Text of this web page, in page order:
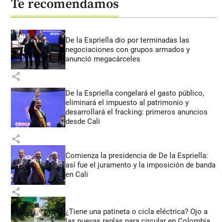
Te recomendamos
De la Espriella dio por terminadas las
negociaciones con grupos armados y
anunció megacárceles
share
De la Espriella congelará el gasto público,
eliminará el impuesto al patrimonio y
desarrollará el fracking: primeros anuncios
desde Cali
share
Comienza la presidencia de De la Espriella:
así fue el juramento y la imposición de banda
en Cali
share
¿Tiene una patineta o cicla eléctrica? Ojo a